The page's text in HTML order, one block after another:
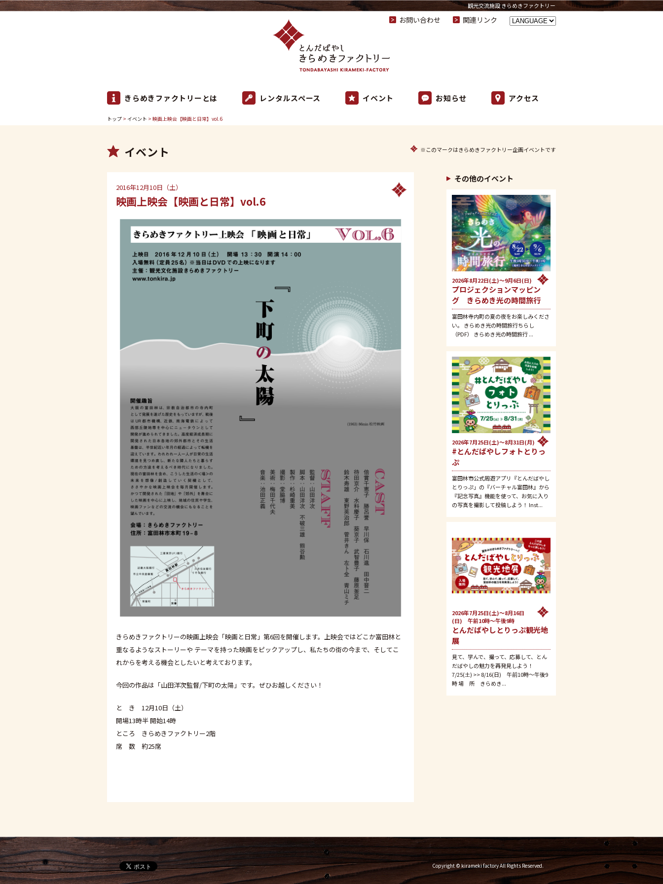
観光交流施設 きらめきファクトリー
きらめきファクトリーとは レンタルスペース イベント お知らせ アクセス
お問い合わせ 関連リンク
トップ > イベント > 映画上映会【映画と日常】vol.6
イベント ※このマークはきらめきファクトリー企画イベントです
2016年12月10日（土）
映画上映会【映画と日常】vol.6
きらめきファクトリーの映画上映会「映画と日常」第6回を開催します。上映会ではどこか富田林と
重なるようなストーリーや テーマを持った映画をピックアップし、私たちの街の今まで、そしてこ
れからを考える機会としたいと考えております。
今回の作品は「山田洋次監督/下町の太陽」です。ぜひお越しください！
と き 12月10日（土）
開場13時半 開始14時
ところ きらめきファクトリー2階
席 数 約25席
その他のイベント
2026年8月22日(土)～9月6日(日)
プロジェクションマッピン
グ きらめき光の時間旅行
富田林寺内町の夏の夜をお楽しみくださ
い。 きらめき光の時間旅行ちらし
（PDF） きらめき光の時間旅行 ...
2026年7月25日(土)～8月31日(月)
#とんだばやしフォトとりっ
ぷ
富田林市公式周遊アプリ『とんだばやし
とりっぷ」の『バーチャル富田林』から
『記念写真』機能を使って、お気に入り
の写真を撮影して投稿しよう！ Inst...
2026年7月25日(土)～8月16日
(日) 午前10時～午後9時
とんだばやしとりっぷ観光地
展
見て、学んで、撮って、応募して、とん
だばやしの魅力を再発見しよう！
7/25(土) >> 8/16(日) 午前10時〜午後9
時 場 所 きらめき...
Copyright © kirameki factory All Rights Reserved.